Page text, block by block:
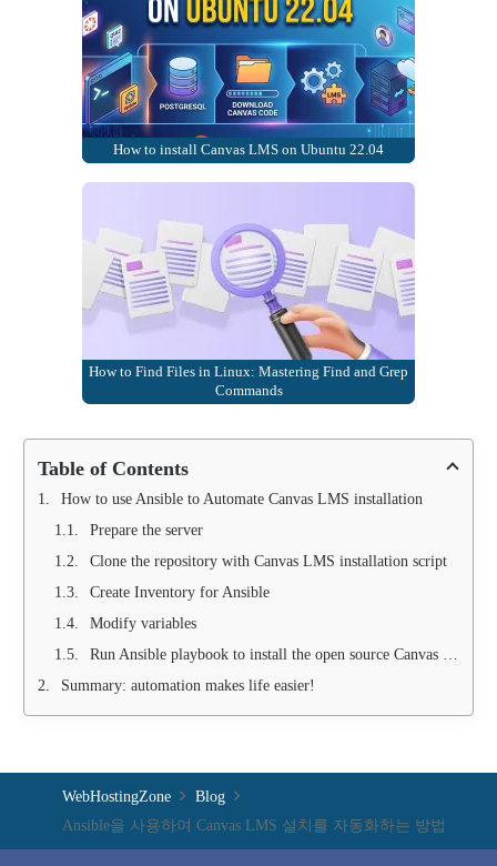
How to install Canvas LMS on Ubuntu 22.04
How to Find Files in Linux: Mastering Find and Grep
Commands
Table of Contents
How to use Ansible to Automate Canvas LMS installation
Prepare the server
Clone the repository with Canvas LMS installation script
Create Inventory for Ansible
Modify variables
Run Ansible playbook to install the open source Canvas LMS system
Summary: automation makes life easier!
WebHostingZone
Blog
Ansible을 사용하여 Canvas LMS 설치를 자동화하는 방법